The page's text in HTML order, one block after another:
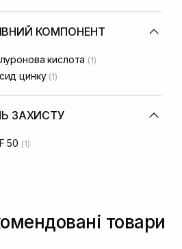
(+2)
КОМПОНЕНТ
кислота (1)
цинку (1)
ЗАХИСТУ
50 (1)
товари